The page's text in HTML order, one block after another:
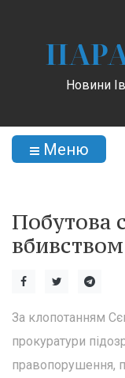
Новини
Меню
Побутова
вбивством
За клопотанням
прокуратури
правопорушення,